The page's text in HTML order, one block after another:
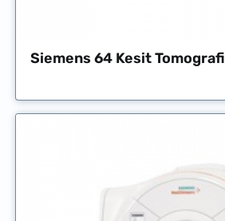
Siemens 64 Kesit Tomografi